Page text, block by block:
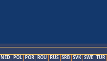
NED POL POR ROU RUS SRB SVK SWE TUR